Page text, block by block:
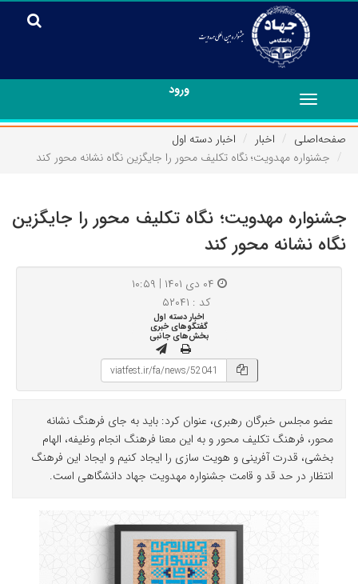
ورود
Toggle
navigation
صفحه‌اصلی
اخبار
اخبار دسته اول
جشنواره مهدویت؛ نگاه تکلیف محور را جایگزین نگاه نشانه محور کند
جشنواره مهدویت؛ نگاه تکلیف محور را جایگزین
نگاه نشانه محور کند
کد : ۵۲۰۴۱
اخبار دسته اول
گفتگوهای خبری
بخش‌های جانبی
عضو مجلس خبرگان رهبری، عنوان کرد: باید به جای فرهنگ نشانه
محور، فرهنگ تکلیف محور و به این معنا فرهنگ انجام وظیفه، الهام
بخشی، قدرت آفرینی و هویت سازی را ایجاد کنیم و ایجاد این فرهنگ
انتظار در حد قد و قامت جشنواره مهدویت جهاد دانشگاهی است.